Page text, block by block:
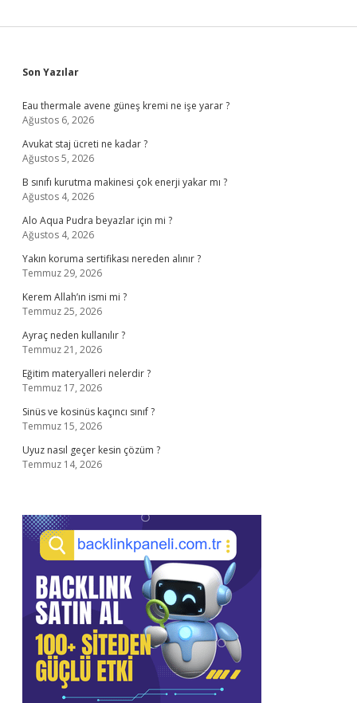
Sidebar
Son Yazılar
Eau thermale avene güneş kremi ne işe yarar ?
Ağustos 6, 2026
Avukat staj ücreti ne kadar ?
Ağustos 5, 2026
B sınıfı kurutma makinesi çok enerji yakar mı ?
Ağustos 4, 2026
Alo Aqua Pudra beyazlar için mi ?
Ağustos 4, 2026
Yakın koruma sertifikası nereden alınır ?
Temmuz 29, 2026
Kerem Allah’ın ismi mi ?
Temmuz 25, 2026
Ayraç neden kullanılır ?
Temmuz 21, 2026
Eğitim materyalleri nelerdir ?
Temmuz 17, 2026
Sinüs ve kosinüs kaçıncı sınıf ?
Temmuz 15, 2026
Uyuz nasıl geçer kesin çözüm ?
Temmuz 14, 2026